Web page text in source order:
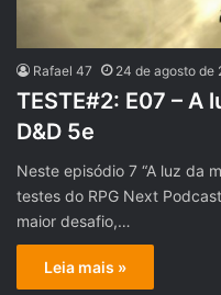
Rafael 47 24 de agosto de
TESTE#2: E07 – A
D&D 5e
Neste episódio 7 “A luz da
testes do RPG Next
maior desafio,…
Leia mais »